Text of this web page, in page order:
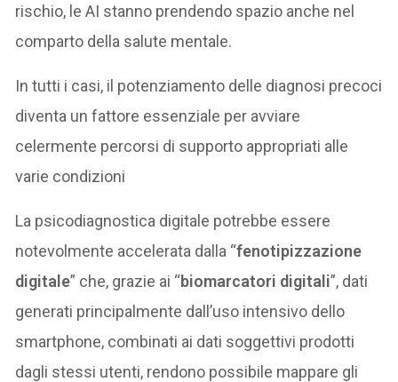
rischio, le AI stanno prendendo spazio anche nel
comparto della salute mentale.
In tutti i casi, il potenziamento delle diagnosi precoci
diventa un fattore essenziale per avviare
celermente percorsi di supporto appropriati alle
varie condizioni
La psicodiagnostica digitale potrebbe essere
notevolmente accelerata dalla “fenotipizzazione
digitale” che, grazie ai “biomarcatori digitali”, dati
generati principalmente dall’uso intensivo dello
smartphone, combinati ai dati soggettivi prodotti
dagli stessi utenti, rendono possibile mappare gli